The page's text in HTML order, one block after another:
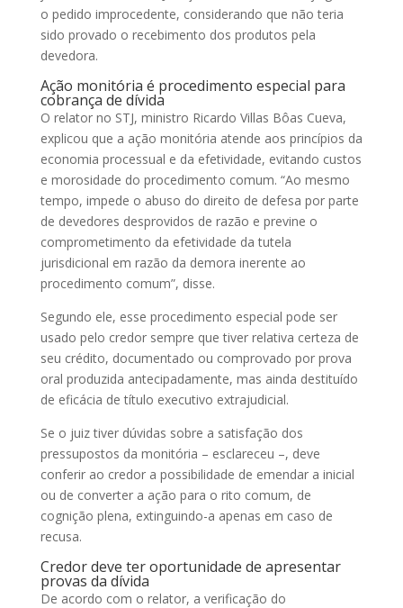
o pedido improcedente, considerando que não teria
sido provado o recebimento dos produtos pela
devedora.
Ação monitória é procedimento especial para
cobrança de dívida
O relator no STJ, ministro Ricardo Villas Bôas Cueva,
explicou que a ação monitória atende aos princípios da
economia processual e da efetividade, evitando custos
e morosidade do procedimento comum. “Ao mesmo
tempo, impede o abuso do direito de defesa por parte
de devedores desprovidos de razão e previne o
comprometimento da efetividade da tutela
jurisdicional em razão da demora inerente ao
procedimento comum”, disse.
Segundo ele, esse procedimento especial pode ser
usado pelo credor sempre que tiver relativa certeza de
seu crédito, documentado ou comprovado por prova
oral produzida antecipadamente, mas ainda destituído
de eficácia de título executivo extrajudicial.
Se o juiz tiver dúvidas sobre a satisfação dos
pressupostos da monitória – esclareceu –, deve
conferir ao credor a possibilidade de emendar a inicial
ou de converter a ação para o rito comum, de
cognição plena, extinguindo-a apenas em caso de
recusa.
Credor deve ter oportunidade de apresentar
provas da dívida
De acordo com o relator, a verificação do